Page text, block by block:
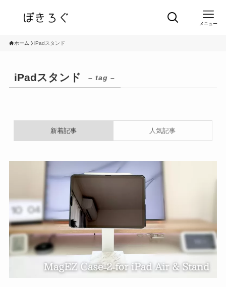
メニュー
ホーム iPadスタンド
iPadスタンド – tag –
新着記事 人気記事